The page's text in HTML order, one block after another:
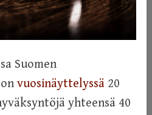
Suomen
vuosinäyttelyssä 20
yhteensä 40